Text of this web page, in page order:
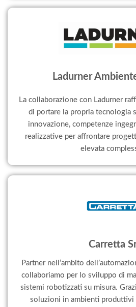
Ladurner
La collaborazione con Ladurner
di portare la propria tecnologia
innovazione, competenze
realizzative per affrontare
elevata
Carretta
Partner nell’ambito
collaboriamo per lo sviluppo di
sistemi robotizzati su misura.
soluzioni in ambienti produttivi